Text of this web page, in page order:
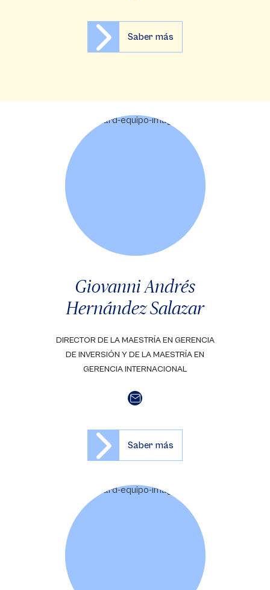
Saber más
Giovanni Andrés
Hernández Salazar
DIRECTOR DE LA MAESTRÍA EN GERENCIA
DE INVERSIÓN Y DE LA MAESTRÍA EN
GERENCIA INTERNACIONAL
Saber más